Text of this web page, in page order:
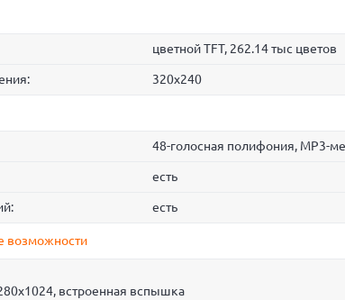
цветной TFT, 262.14 тыс цветов
320x240
48-голосная полифония, MP3-
есть
есть
возможности
встроенная вспышка